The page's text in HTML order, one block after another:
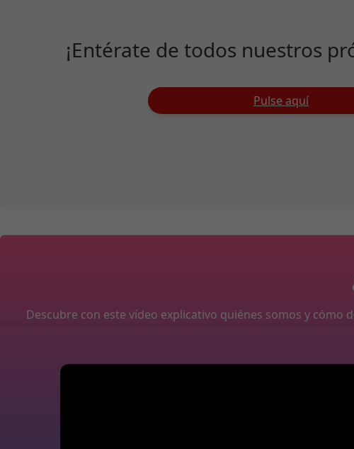
¡Entérate de todos nuestros
Pulse aquí
Descubre con este vídeo explicativo quiénes somos y cómo